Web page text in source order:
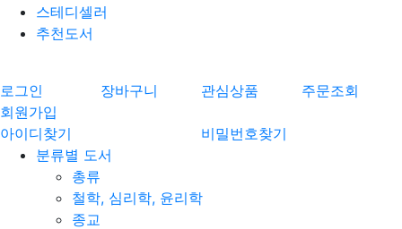
스테디셀러
추천도서
로그인 장바구니 관심상품
주문조회
회원가입
아이디찾기
비밀번호찾기
분류별 도서
총류
철학, 심리학, 윤리학
종교